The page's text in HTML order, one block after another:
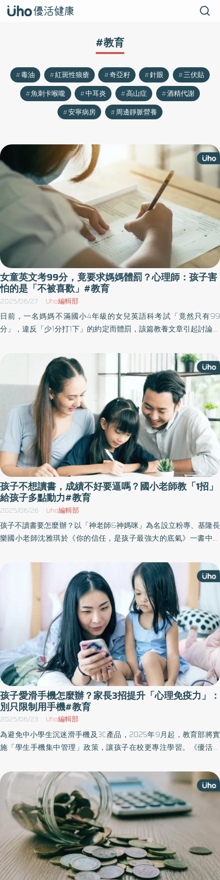
#教育
毒油 紅斑性狼瘡 奇亞籽 針眼
三伏貼
魚刺卡喉嚨
中耳炎 高山症
酒精代謝
安寧病房
周邊靜脈營養
女童英文考99分，竟要求媽媽體罰？心理師：孩子害
怕的是「不被喜歡」#教育
2025/06/27 Uho編輯部
日前，一名媽媽不滿國小4年級的女兒英語科考試「竟然只有99
分」，違反「少1分打1下」的約定而體罰，該篇教養文章引起討論。
角度談談這件事，其實家長願意去調整、去學習、去陪伴，才是真
孩子不想讀書，成績不好要逼嗎？國小老師教「1招」
給孩子多點動力#教育
2025/06/26 Uho編輯部
孩子不讀書要怎麼辦？以「神老師&神媽咪」為名設立粉專、基隆長
樂國小老師沈雅琪於《你的信任，是孩子最強大的底氣》一書中，
愛，犯錯其實並不可怕，而父母的陪伴與理解，將會是孩子們最珍
貴的禮物。以下為原書摘文：
孩子愛滑手機怎麼辦？家長3招提升「心理免疫力」：
別只限制用手機#教育
2025/06/23 Uho編輯部
為避免中小學生沉迷滑手機及3C產品，2025年9月起，教育部將實
施「學生手機集中管理」政策，讓孩子在校更專注學習。《優活健
的因應之道從來就不是逃避，而是如何幫助自己跟孩子培養足夠的
心理免疫力。